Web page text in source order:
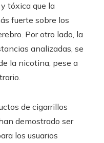
tóxica que la
fuerte sobre los
Por otro lado, la
analizadas, se
la nicotina, pese a
de cigarrillos
demostrado ser
los usuarios